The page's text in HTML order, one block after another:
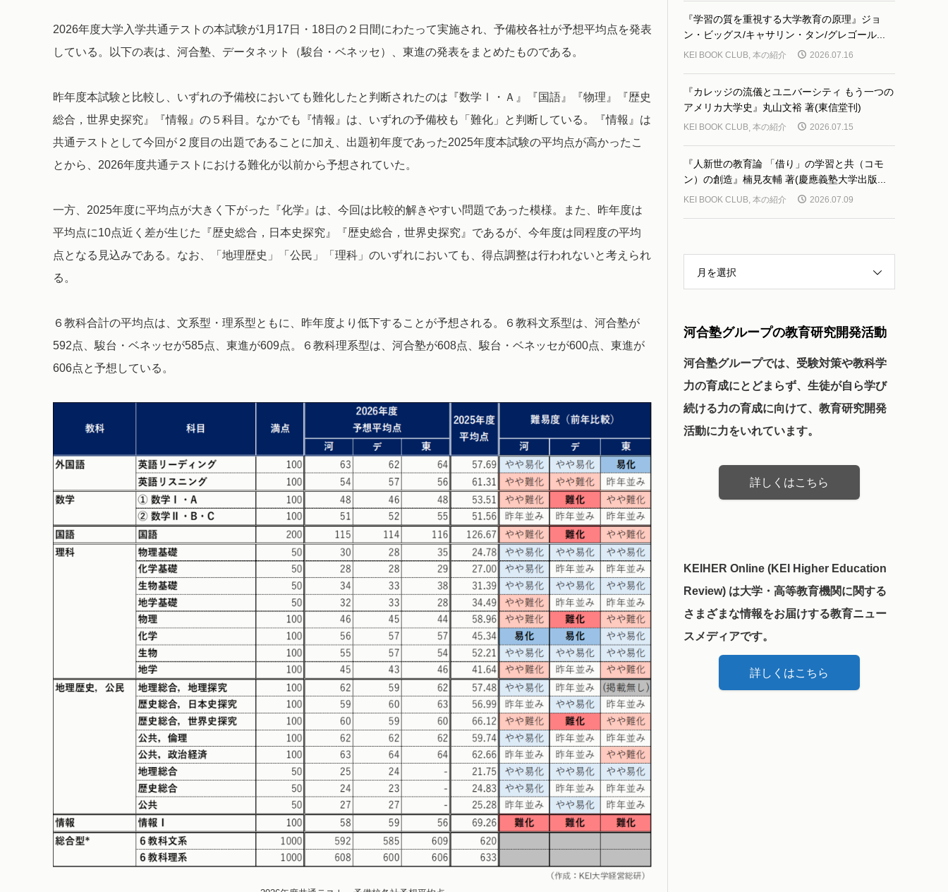
2026年度大学入学共通テストの本試験が1月17日・18日の２日間にわたって実施され、予備校各社が予想平均点を発表
している。以下の表は、河合塾、データネット（駿台・ベネッセ）、東進の発表をまとめたものである。
昨年度本試験と比較し、いずれの予備校においても難化したと判断されたのは『数学Ⅰ・Ａ』『国語』『物理』『歴史
総合，世界史探究』『情報』の５科目。なかでも『情報』は、いずれの予備校も「難化」と判断している。『情報』は
共通テストとして今回が２度目の出題であることに加え、出題初年度であった2025年度本試験の平均点が高かったこ
とから、2026年度共通テストにおける難化が以前から予想されていた。
一方、2025年度に平均点が大きく下がった『化学』は、今回は比較的解きやすい問題であった模様。また、昨年度は
平均点に10点近く差が生じた『歴史総合，日本史探究』『歴史総合，世界史探究』であるが、今年度は同程度の平均
点となる見込みである。なお、「地理歴史」「公民」「理科」のいずれにおいても、得点調整は行われないと考えられ
る。
６教科合計の平均点は、文系型・理系型ともに、昨年度より低下することが予想される。６教科文系型は、河合塾が
592点、駿台・ベネッセが585点、東進が609点。６教科理系型は、河合塾が608点、駿台・ベネッセが600点、東進が
606点と予想している。
『学習の質を重視する大学教育の原理』ジョ
ン・ビッグス/キャサリン・タン/グレゴール...
KEI BOOK CLUB ,本の紹介 2026.07.16
『カレッジの流儀とユニバーシティ もう一つの
アメリカ大学史』丸山文裕 著(東信堂刊)
KEI BOOK CLUB ,本の紹介 2026.07.15
『人新世の教育論 「借り」の学習と共（コモ
ン）の創造』楠見友輔 著(慶應義塾大学出版...
KEI BOOK CLUB,本の紹介 2026.07.09
月を選択
河合塾グループの教育研究開発活動
河合塾グループでは、受験対策や教科学
力の育成にとどまらず、生徒が自ら学び
続ける力の育成に向けて、教育研究開発
活動に力をいれています。
詳しくはこちら
KEIHER Online (KEI Higher Education
Review) は大学・高等教育機関に関する
さまざまな情報をお届けする教育ニュー
スメディアです。
詳しくはこちら